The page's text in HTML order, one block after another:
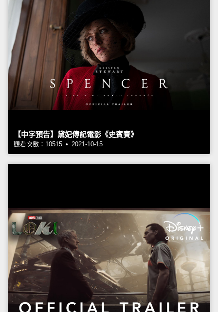
【中字預告】黛妃傳記電影《史賓賽》
觀看次數：10515 • 2021-10-15